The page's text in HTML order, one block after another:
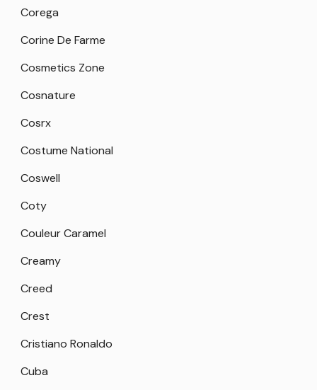
Corega
Corine De Farme
Cosmetics Zone
Cosnature
Cosrx
Costume National
Coswell
Coty
Couleur Caramel
Creamy
Creed
Crest
Cristiano Ronaldo
Cuba